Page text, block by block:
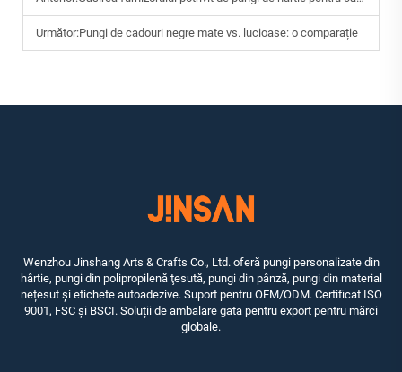
Următor:Pungi de cadouri negre mate vs. lucioase: o comparație
Wenzhou Jinshang Arts & Crafts Co., Ltd. oferă pungi personalizate din
hârtie, pungi din polipropilenă ţesută, pungi din pânză, pungi din material
nețesut și etichete autoadezive. Suport pentru OEM/ODM. Certificat ISO
9001, FSC și BSCI. Soluții de ambalare gata pentru export pentru mărci
globale.